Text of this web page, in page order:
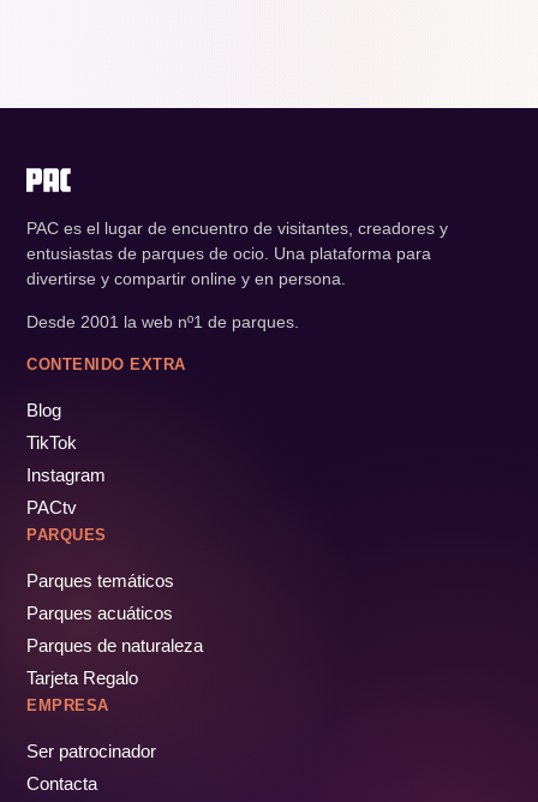
PAC es el lugar de encuentro de visitantes, creadores y
entusiastas de parques de ocio. Una plataforma para
divertirse y compartir online y en persona.
Desde 2001 la web nº1 de parques.
CONTENIDO EXTRA
Blog
TikTok
Instagram
PACtv
PARQUES
Parques temáticos
Parques acuáticos
Parques de naturaleza
Tarjeta Regalo
EMPRESA
Ser patrocinador
Contacta